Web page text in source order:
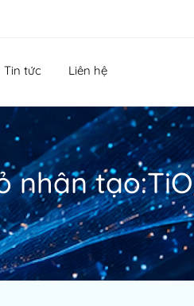
Tin tức Liên hệ
nhân